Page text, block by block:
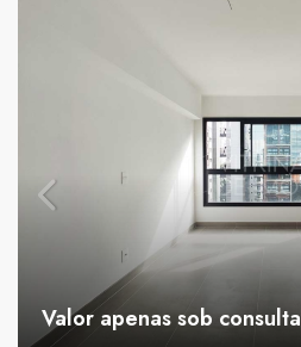
Valor apenas sob consulta